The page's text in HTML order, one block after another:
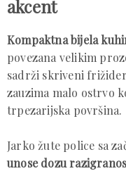
akcent
Kompaktna bijela
povezana velikim
sadrži skriveni
zauzima malo ostrvo
trpezarijska površina.
Jarko žute police sa
unose dozu